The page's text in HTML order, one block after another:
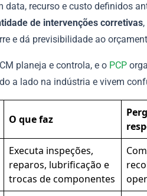
data, recurso e custo definidos
de intervenções corretivas
e dá previsibilidade ao
planeja e controla, e o PCP
a lado na indústria e vivem
O que faz
Executa inspeções,
reparos, lubrificação e
trocas de componentes